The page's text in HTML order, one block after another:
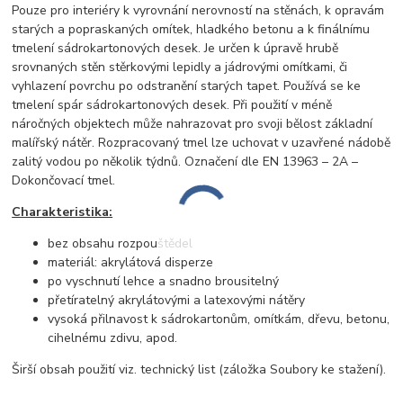
Pouze pro interiéry k vyrovnání nerovností na stěnách, k opravám
starých a popraskaných omítek, hladkého betonu a k finálnímu
tmelení sádrokartonových desek. Je určen k úpravě hrubě
srovnaných stěn stěrkovými lepidly a jádrovými omítkami, či
vyhlazení povrchu po odstranění starých tapet. Používá se ke
tmelení spár sádrokartonových desek. Při použití v méně
náročných objektech může nahrazovat pro svoji bělost základní
malířský nátěr. Rozpracovaný tmel lze uchovat v uzavřené nádobě
zalitý vodou po několik týdnů. Označení dle EN 13963 – 2A –
Dokončovací tmel.
Charakteristika:
bez obsahu rozpouštědel
materiál: akrylátová disperze
po vyschnutí lehce a snadno brousitelný
přetíratelný akrylátovými a latexovými nátěry
vysoká přilnavost k sádrokartonům, omítkám, dřevu, betonu,
cihelnému zdivu, apod.
Širší obsah použití viz. technický list (záložka Soubory ke stažení).